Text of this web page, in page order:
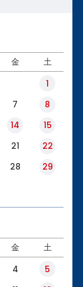
金 土
1
7
8
14
15
21
22
28
29
金 土
4
5